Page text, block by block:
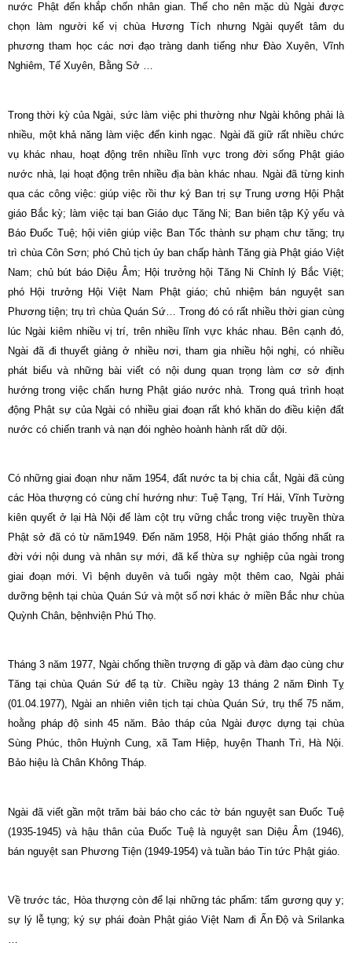
nước Phật đến khắp chốn nhân gian. Thế cho nên mặc dù Ngài được
chọn làm người kế vị chùa Hương Tích nhưng Ngài quyết tâm du
phương tham học các nơi đạo tràng danh tiếng như Đào Xuyên, Vĩnh
Nghiêm, Tế Xuyên, Bằng Sở …
Trong thời kỳ của Ngài, sức làm việc phi thường như Ngài không phải là
nhiều, một khả năng làm việc đến kinh ngạc. Ngài đã giữ rất nhiều chức
vụ khác nhau, hoạt động trên nhiều lĩnh vực trong đời sống Phật giáo
nước nhà, lại hoạt động trên nhiều địa bàn khác nhau. Ngài đã từng kinh
qua các công việc: giúp việc rồi thư ký Ban trị sự Trung ương Hội Phật
giáo Bắc kỳ; làm việc tại ban Giáo dục Tăng Ni; Ban biên tập Kỷ yếu và
Báo Đuốc Tuệ; hội viên giúp việc Ban Tốc thành sư phạm chư tăng; trụ
trì chùa Côn Sơn; phó Chủ tịch ủy ban chấp hành Tăng già Phật giáo Việt
Nam; chủ bút báo Diệu Âm; Hội trưởng hội Tăng Ni Chỉnh lý Bắc Việt;
phó Hội trưởng Hội Việt Nam Phật giáo; chủ nhiệm bán nguyệt san
Phương tiện; trụ trì chùa Quán Sứ… Trong đó có rất nhiều thời gian cùng
lúc Ngài kiêm nhiều vị trí, trên nhiều lĩnh vực khác nhau. Bên cạnh đó,
Ngài đã đi thuyết giảng ở nhiều nơi, tham gia nhiều hội nghị, có nhiều
phát biểu và những bài viết có nội dung quan trọng làm cơ sở định
hướng trong việc chấn hưng Phật giáo nước nhà. Trong quá trình hoạt
động Phật sự của Ngài có nhiều giai đoạn rất khó khăn do điều kiện đất
nước có chiến tranh và nạn đói nghèo hoành hành rất dữ dội.
Có những giai đoạn như năm 1954, đất nước ta bị chia cắt, Ngài đã cùng
các Hòa thượng có cùng chí hướng như: Tuệ Tạng, Trí Hải, Vĩnh Tường
kiên quyết ở lại Hà Nội để làm cột trụ vững chắc trong việc truyền thừa
Phật sở đã có từ năm1949. Đến năm 1958, Hội Phật giáo thống nhất ra
đời với nội dung và nhân sự mới, đã kế thừa sự nghiệp của ngài trong
giai đoạn mới. Vì bệnh duyên và tuổi ngày một thêm cao, Ngài phải
dưỡng bệnh tại chùa Quán Sứ và một số nơi khác ở miền Bắc như chùa
Quỳnh Chân, bệnhviện Phú Thọ.
Tháng 3 năm 1977, Ngài chống thiền trượng đi gặp và đàm đạo cùng chư
Tăng tại chùa Quán Sứ để tạ từ. Chiều ngày 13 tháng 2 năm Đinh Tỵ
(01.04.1977), Ngài an nhiên viên tịch tại chùa Quán Sứ, trụ thế 75 năm,
hoằng pháp độ sinh 45 năm. Bảo tháp của Ngài được dựng tại chùa
Sùng Phúc, thôn Huỳnh Cung, xã Tam Hiệp, huyện Thanh Trì, Hà Nội.
Bảo hiệu là Chân Không Tháp.
Ngài đã viết gần một trăm bài báo cho các tờ bán nguyệt san Đuốc Tuệ
(1935-1945) và hậu thân của Đuốc Tuệ là nguyệt san Diệu Âm (1946),
bán nguyệt san Phương Tiện (1949-1954) và tuần báo Tin tức Phật giáo.
Về trước tác, Hòa thượng còn để lại những tác phẩm: tấm gương quy y;
sự lý lễ tụng; ký sự phái đoàn Phật giáo Việt Nam đi Ấn Độ và Srilanka